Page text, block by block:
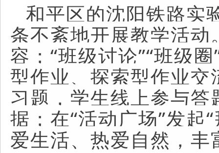
和平区的沈阳铁路实
条不紊地开展教学活动
容；“班级讨论”“班级
型作业、探索型作业交
习题，学生线上参与
据；在“活动广场”发起
爱生活、热爱自然，